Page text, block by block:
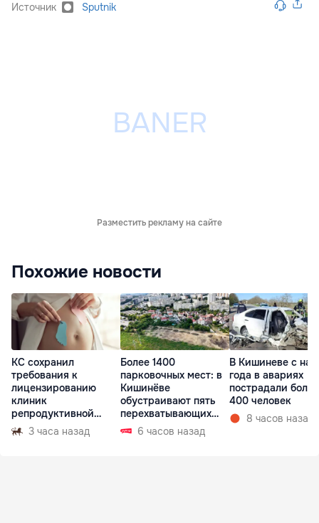
Источник Sputnik
Разместить рекламу на сайте
Похожие новости
КС сохранил
требования к
лицензированию
клиник
репродуктивной
медицины
3 часа назад
Более 1400
парковочных мест: в
Кишинёве
обустраивают пять
перехватывающих
парковок
6 часов назад
В Кишиневе с
года в авариях
пострадали более
400 человек
8 часов назад